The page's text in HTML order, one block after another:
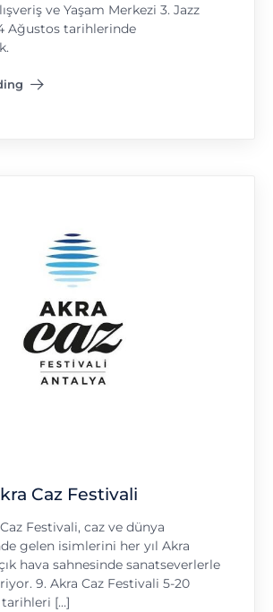
ve Yaşam Merkezi 3. Jazz
Ağustos tarihlerinde
Festivali"
Caz Festivali
Festivali, caz ve dünya
gelen isimlerini her yıl Akra
hava sahnesinde sanatseverlerle
9. Akra Caz Festivali 5-20
tarihleri […]